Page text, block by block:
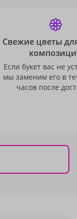
Свежие цветы
Если букет вас не
мы заменим его в
часов после